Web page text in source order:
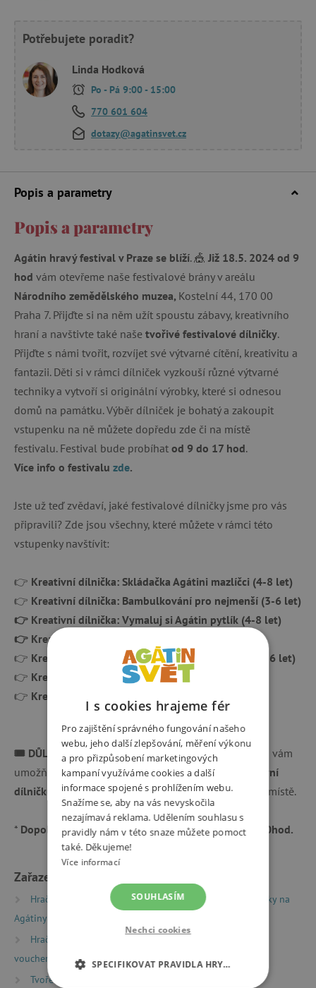
Potřebujete poradit?
Linda Hodková
Po - Pá 9:00 - 15:00
770 601 604
dotazy@agatinsvet.cz
Popis a parametry
Popis a parametry
Agátin hravý festival v Praze se blíží. 🎪 Již 18.5. 2024 od 9
hod vám otevřeme naše festivalové brány v areálu
Národního zemědělského muzea, Kostelní 44, 170 00
Praha 7. Přijďte si na něm užít spoustu zábavy, kreativního
hraní a navštivte také naše tvořivé festivalové dílničky.
Přijďte s námi tvořit, rozvíjet své výtvarné cítění, kreativitu a
fantazii. Děti si v rámci dílniček vyzkouší různé výtvarné
techniky a vytvoří si originální výrobky, které si odnesou
domů na památku. Výběr dílniček je bohatý a zakoupit
vstupenku na ně můžete dopředu zde či na místě
festivalu. Festival bude probíhat od 9 do 17 hod.
Více info o festivalu zde.
Jste už teď zvědaví, jaké festivalové dílničky jsme pro vás
připravili? Zde jsou všechny, které můžete v rámci této
vstupenky navštívit:
👉 Kreativní dílnička: Skládačka Agátini mazlíčci (4-8 let)
👉 Kreativní dílnička: Bambulkování pro nejmenší (3-6 let)
👉 Kreativní dílnička: Vymaluj si Agátin pytlík (4-8 let)
👉 Kreativní dílnička: Pohyblivé figurky (4-8 let)
👉 Kreativní dílnička: Vyrábíme barevné broučky (3-6 let)
👉 Kreativní dílnička: Vyrob si svou placku (4-8 let)
👉 Kreativní dílnička: Tvoříme s mistry (od 6 let)
🎟 DŮLEŽITÉ INFO KE VSTUPENCE 🎟
Tato vstupenka vám
umožňujedopolední vstup na 1 festivalovou kreativní
dílničku
dle vašeho výběru. Vybrat dílničku lze až na místě.
* Dopolední verzi vstupenky lze využít od 9 do 13:00hod.
Zařazeno v kategoriích
Hračky dle typu Dílničky a semináře
Vstupenky na
Agátiny dílničky
Hračky dle typu
vouchery a vstupenky
Tvoření
I s cookies hrajeme fér
Pro zajištění správného fungování našeho
webu, jeho další zlepšování, měření výkonu
a pro přizpůsobení marketingových
kampaní využíváme cookies a další
informace spojené s prohlížením webu.
Snažíme se, aby na vás nevyskočila
nezajímavá reklama. Udělením souhlasu s
pravidly nám v této snaze můžete pomoct
také. Děkujeme!
Více informací
SOUHLASÍM
Nechci cookies
SPECIFIKOVAT PRAVIDLA HRY…